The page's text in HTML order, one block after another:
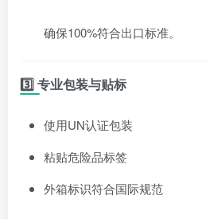
确保100%符合出口标准。
3️⃣ 专业包装与贴标
使用UN认证包装
粘贴危险品标签
外箱标识符合国际规范